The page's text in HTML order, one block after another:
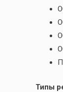
Типы